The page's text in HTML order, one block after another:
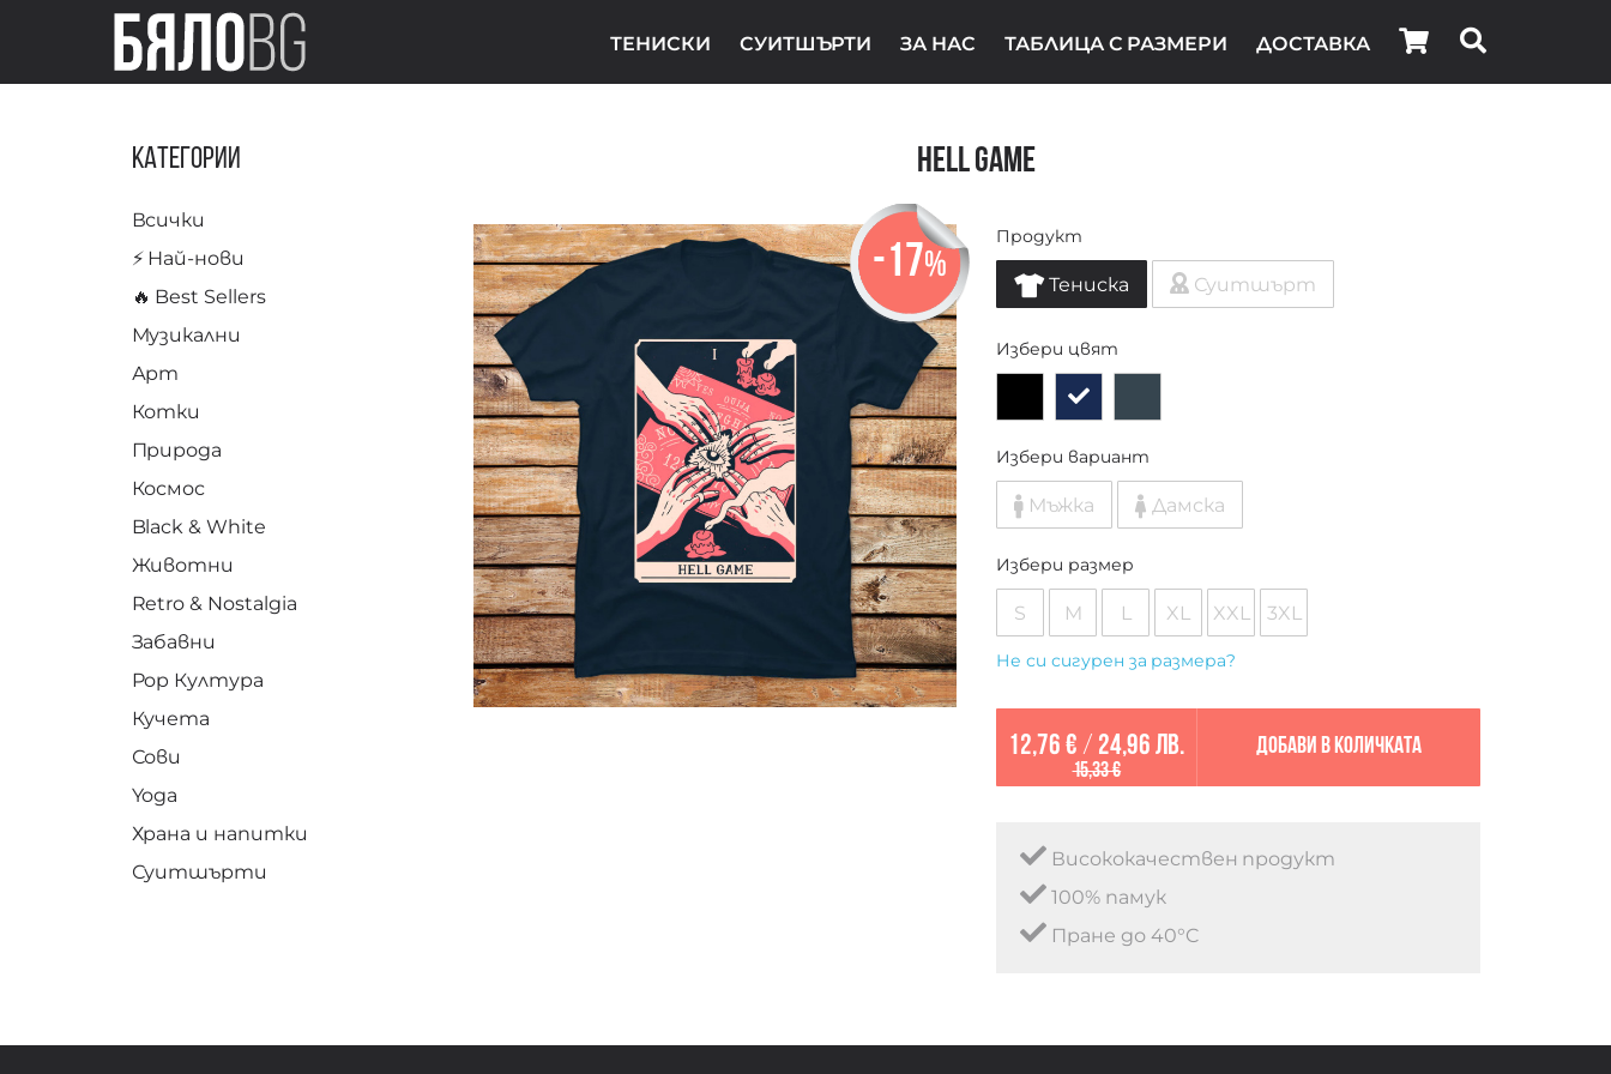
ТЕНИСКИ СУИТШЪРТИ ЗА НАС ТАБЛИЦА С РАЗМЕРИ ДОСТАВКА
Категории
Всички
⚡️ Най-нови
🔥 Best Sellers
Музикални
Арт
Котки
Природа
Космос
Black & White
Животни
Retro & Nostalgia
Забавни
Pop Култура
Кучета
Сови
Yoga
Храна и напитки
Суитшърти
Hell Game
-17%
Продукт
Тениска Суитшърт
Избери цвят
Избери вариант
Мъжка Дамска
Избери размер
S M L XL XXL 3XL
Не си сигурен за размера?
12,76 € / 24,96 лв.
15,33 €
Добави в количката
Висококачествен продукт
100% памук
Пране до 40°C